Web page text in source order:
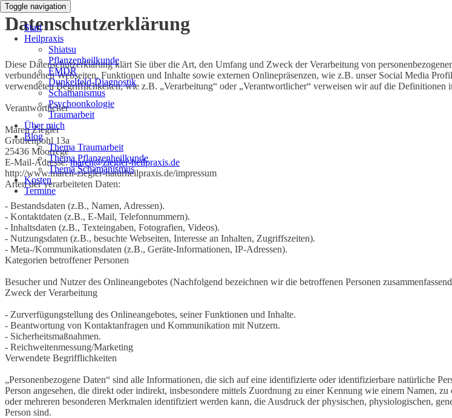
Toggle navigation
Start
Heilpraxis
Shiatsu
Pflanzenheilkunde
EMDR
Dunkelfeld-Diagnostik
Schamanismus
Psychoonkologie
Traumarbeit
Über mich
Blog
Thema Traumarbeit
Thema Pflanzenheilkunde
Thema Schamanismus
Kosten
Termine
Datenschutzerklärung
Diese Datenschutzerklärung klärt Sie über die Art, den Umfang und Zweck der Verarbeitung von
verbundenen Webseiten, Funktionen und Inhalte sowie externen Onlinepräsenzen, wie z.B. unser Social Media
verwendeten Begrifflichkeiten, wie z.B. „Verarbeitung“ oder „Verantwortlicher“ verweisen wir auf die
Verantwortlicher
Maren Ziegler
Grothenpohl 13a
25436 Moorrege
E-Mail-Adresse:maren@ziegler-heilpraxis.de
http://www.maren-ziegler-naturheilpraxis.de/impressum
Arten der verarbeiteten Daten:
- Bestandsdaten (z.B., Namen, Adressen).
- Kontaktdaten (z.B., E-Mail, Telefonnummern).
- Inhaltsdaten (z.B., Texteingaben, Fotografien, Videos).
- Nutzungsdaten (z.B., besuchte Webseiten, Interesse an Inhalten, Zugriffszeiten).
- Meta-/Kommunikationsdaten (z.B., Geräte-Informationen, IP-Adressen).
Kategorien betroffener Personen
Besucher und Nutzer des Onlineangebotes (Nachfolgend bezeichnen wir die betroffenen Personen
Zweck der Verarbeitung
- Zurverfügungstellung des Onlineangebotes, seiner Funktionen und Inhalte.
- Beantwortung von Kontaktanfragen und Kommunikation mit Nutzern.
- Sicherheitsmaßnahmen.
- Reichweitenmessung/Marketing
Verwendete Begrifflichkeiten
„Personenbezogene Daten“ sind alle Informationen, die sich auf eine identifizierte oder identifizierbare natürliche
Person angesehen, die direkt oder indirekt, insbesondere mittels Zuordnung zu einer Kennung wie einem Namen,
oder mehreren besonderen Merkmalen identifiziert werden kann, die Ausdruck der physischen, physiologischen,
Person sind.